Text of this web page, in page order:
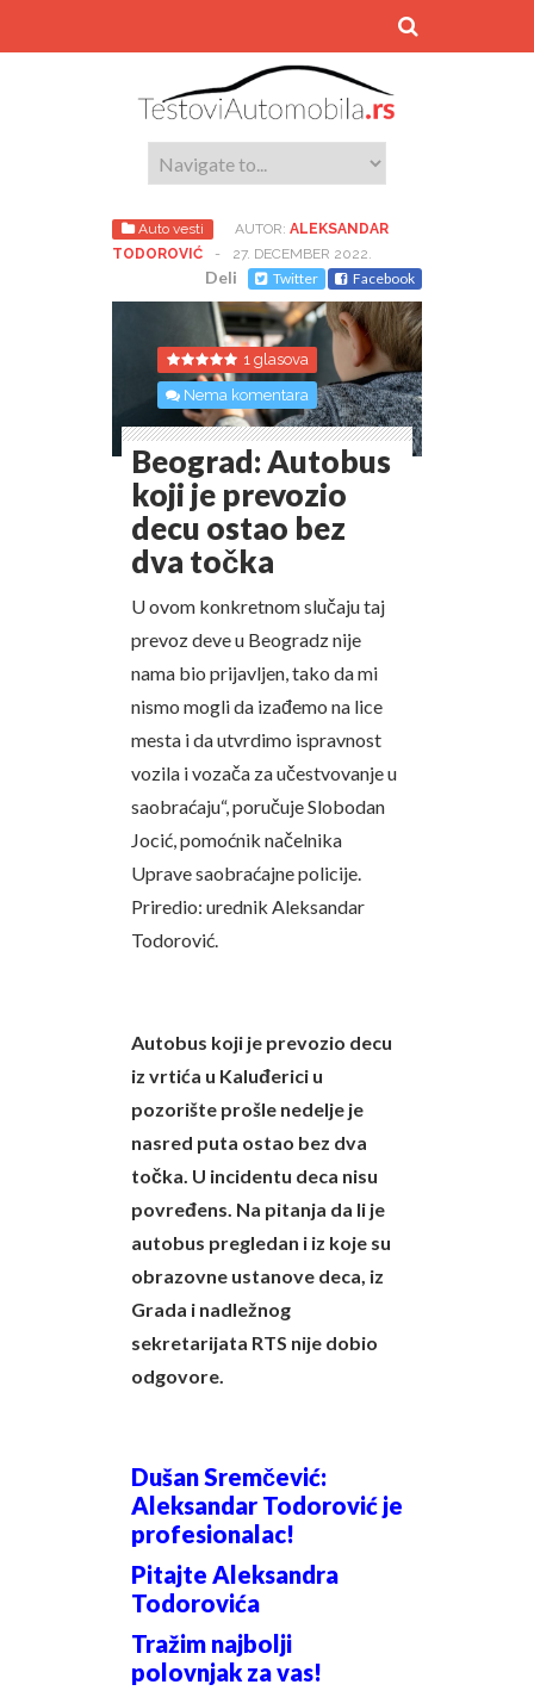
Auto vesti AUTOR: ALEKSANDAR
TODOROVIĆ
- 27. DECEMBER 2022.
Deli Twitter Facebook
1 glasova
Nema komentara
Beograd: Autobus
koji je prevozio
decu ostao bez
dva točka
U ovom konkretnom slučaju taj
prevoz deve u Beogradz nije
nama bio prijavljen, tako da mi
nismo mogli da izađemo na lice
mesta i da utvrdimo ispravnost
vozila i vozača za učestvovanje u
saobraćaju“, poručuje Slobodan
Jocić, pomoćnik načelnika
Uprave saobraćajne policije.
Priredio: urednik Aleksandar
Todorović.
Autobus koji je prevozio decu
iz vrtića u Kaluđerici u
pozorište prošle nedelje je
nasred puta ostao bez dva
točka. U incidentu deca nisu
povređens. Na pitanja da li je
autobus pregledan i iz koje su
obrazovne ustanove deca, iz
Grada i nadležnog
sekretarijata RTS nije dobio
odgovore.
Dušan Sremčević:
Aleksandar Todorović je
profesionalac!
Pitajte Aleksandra
Todorovića
Tražim najbolji
polovnjak za vas!